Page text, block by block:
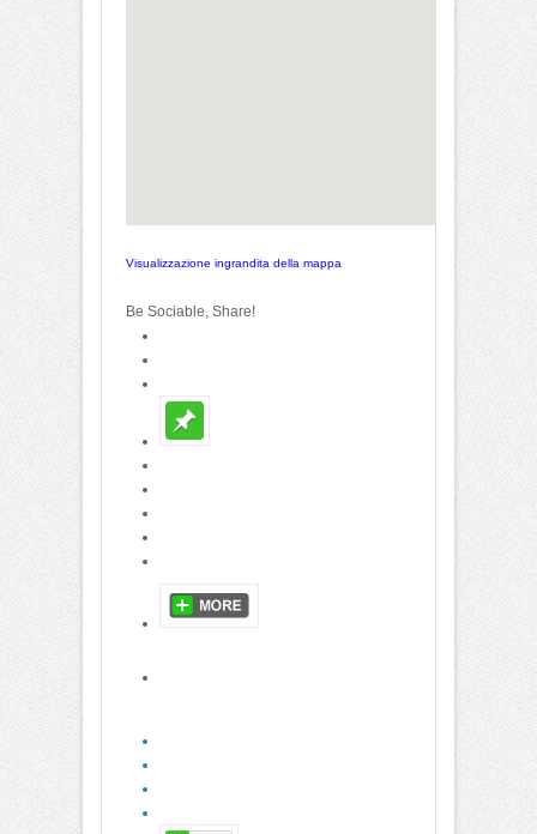
Visualizzazione ingrandita della mappa
Be Sociable, Share!